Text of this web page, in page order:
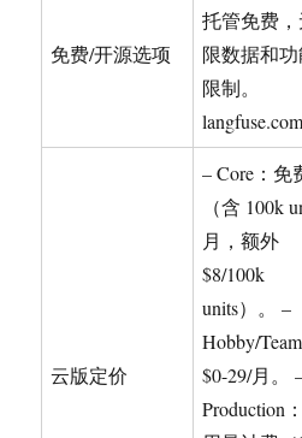
免费/开源选项
托管免费
限数据和
限制。
langfuse.com
云版定价
– Core：免
（含 100k
月，额外
$8/100k
units）。 –
Hobby/Team
$0-29/月。
Production